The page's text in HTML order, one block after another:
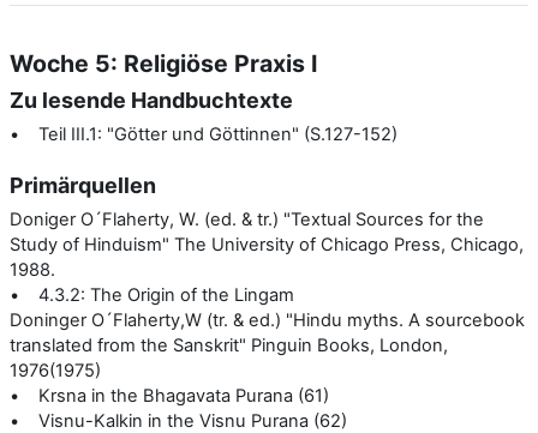
Woche 5: Religiöse Praxis I
Zu lesende Handbuchtexte
• Teil III.1: "Götter und Göttinnen" (S.127-152)
Primärquellen
Doniger O´Flaherty, W. (ed. & tr.) "Textual Sources for the
Study of Hinduism" The University of Chicago Press, Chicago,
1988.
• 4.3.2: The Origin of the Lingam
Doninger O´Flaherty,W (tr. & ed.) "Hindu myths. A sourcebook
translated from the Sanskrit" Pinguin Books, London,
1976(1975)
• Krsna in the Bhagavata Purana (61)
• Visnu-Kalkin in the Visnu Purana (62)